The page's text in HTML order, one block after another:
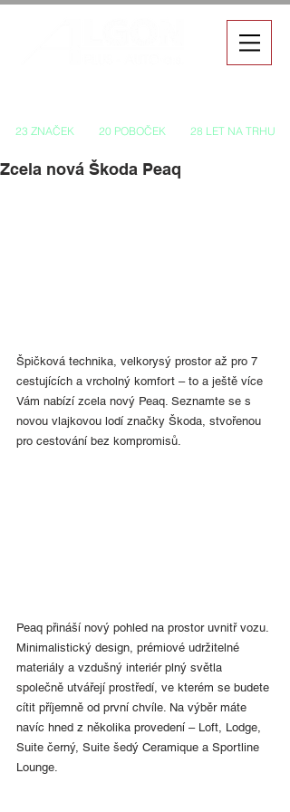
23 ZNAČEK 20 POBOČEK 28 LET NA TRHU
Zcela nová Škoda Peaq
Špičková technika, velkorysý prostor až pro 7
cestujících a vrcholný komfort – to a ještě více
Vám nabízí zcela nový Peaq. Seznamte se s
novou vlajkovou lodí značky Škoda, stvořenou
pro cestování bez kompromisů.
Peaq přináší nový pohled na prostor uvnitř vozu.
Minimalistický design, prémiové udržitelné
materiály a vzdušný interiér plný světla
společně utvářejí prostředí, ve kterém se budete
cítit příjemně od první chvíle. Na výběr máte
navíc hned z několika provedení – Loft, Lodge,
Suite černý, Suite šedý Ceramique a Sportline
Lounge.